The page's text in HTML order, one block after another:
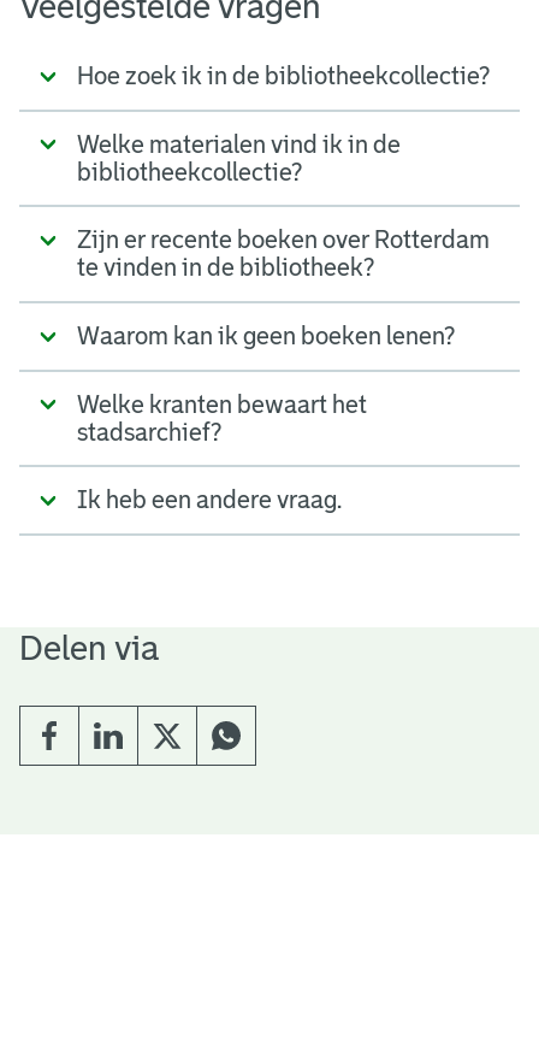
Hoe zoek ik in de bibliotheekcollectie?
Welke materialen vind ik in de
bibliotheekcollectie?
Zijn er recente boeken over Rotterdam
te vinden in de bibliotheek?
Waarom kan ik geen boeken lenen?
Welke kranten bewaart het
stadsarchief?
Ik heb een andere vraag.
Delen via